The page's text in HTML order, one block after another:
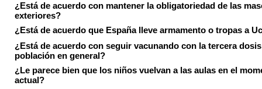
¿Está de acuerdo con mantener la obligatoriedad de las
exteriores?
¿Está de acuerdo que España lleve armamento o tropas a
¿Está de acuerdo con seguir vacunando con la tercera
población en general?
¿Le parece bien que los niños vuelvan a las aulas en el
actual?